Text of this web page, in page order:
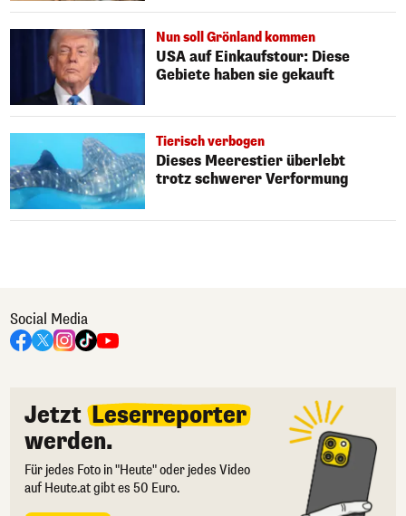
Nun soll Grönland kommen
USA auf Einkaufstour: Diese
Gebiete haben sie gekauft
Tierisch verbogen
Dieses Meerestier überlebt
trotz schwerer Verformung
Social Media
Jetzt Leserreporter
werden.
Für jedes Foto in "Heute" oder jedes Video
auf Heute.at gibt es 50 Euro.